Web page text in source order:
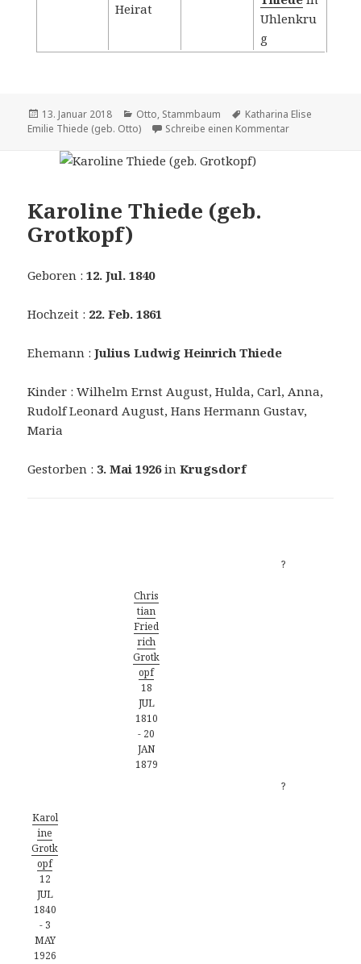
Heirat
Uhlenkru
g
Veröffentlicht
am
13. Januar 2018 Kategorien
Otto, Stammbaum Tags
Katharina Elise
Emilie Thiede (geb. Otto)
Schreibe einen Kommentarzu Katharina
Karoline Thiede (geb.
Grotkopf)
Geboren :12. Jul. 1840
Hochzeit : 22. Feb. 1861
Ehemann :Julius Ludwig Heinrich Thiede
Kinder : Wilhelm Ernst August, Hulda, Carl, Anna,
Rudolf Leonard August, Hans Hermann Gustav,
Maria
Gestorben : 3. Mai 1926inKrugsdorf
?
Chris
tian
Fried
rich
Grotk
opf
18
JUL
1810
- 20
JAN
1879
?
Karol
ine
Grotk
opf
12
JUL
1840
- 3
MAY
1926